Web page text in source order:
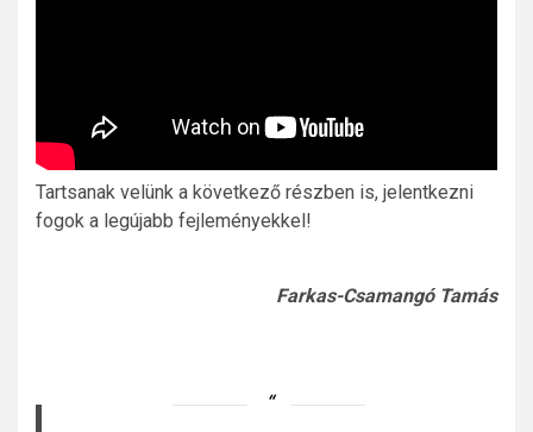
Tartsanak velünk a következő részben is, jelentkezni
fogok a legújabb fejleményekkel!
Farkas-Csamangó Tamás